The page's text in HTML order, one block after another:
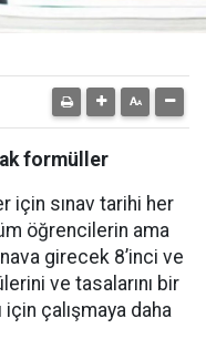
formüller
için sınav tarihi her
öğrencilerin ama
girecek 8’inci ve
ve tasalarını bir
için çalışmaya daha